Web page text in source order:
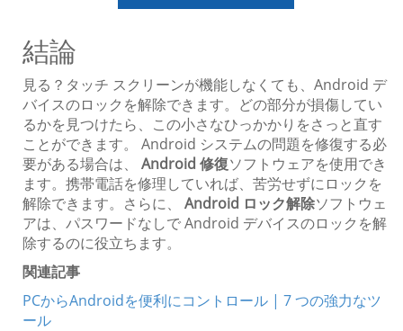
結論
見る？タッチ スクリーンが機能しなくても、Android デ
バイスのロックを解除できます。どの部分が損傷してい
るかを見つけたら、この小さなひっかかりをさっと直す
ことができます。 Android システムの問題を修復する必
要がある場合は、 Android 修復ソフトウェアを使用でき
ます。携帯電話を修理していれば、苦労せずにロックを
解除できます。さらに、 Android ロック解除ソフトウェ
アは、パスワードなしで Android デバイスのロックを解
除するのに役立ちます。
関連記事
PCからAndroidを便利にコントロール | 7 つの強力なツ
ール